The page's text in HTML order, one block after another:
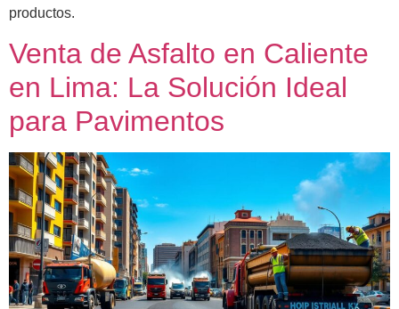
productos.
Venta de Asfalto en Caliente
en Lima: La Solución Ideal
para Pavimentos